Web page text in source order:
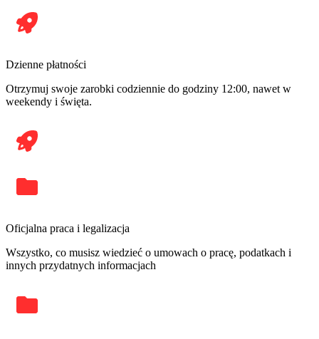
Dzienne płatności
Otrzymuj swoje zarobki codziennie do godziny 12:00, nawet w
weekendy i święta.
Oficjalna praca i legalizacja
Wszystko, co musisz wiedzieć o umowach o pracę, podatkach i
innych przydatnych informacjach